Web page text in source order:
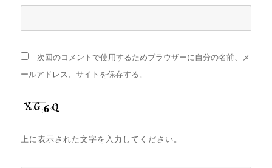
次回のコメントで使用するためブラウザーに自分の名前、メ
ールアドレス、サイトを保存する。
上に表示された文字を入力してください。